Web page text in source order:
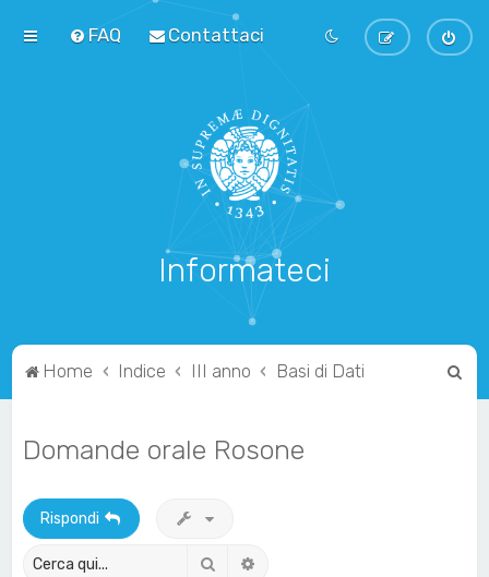
FAQ Contattaci
Informateci
Home Indice III anno Basi di Dati
Domande orale Rosone
Rispondi
Cerca